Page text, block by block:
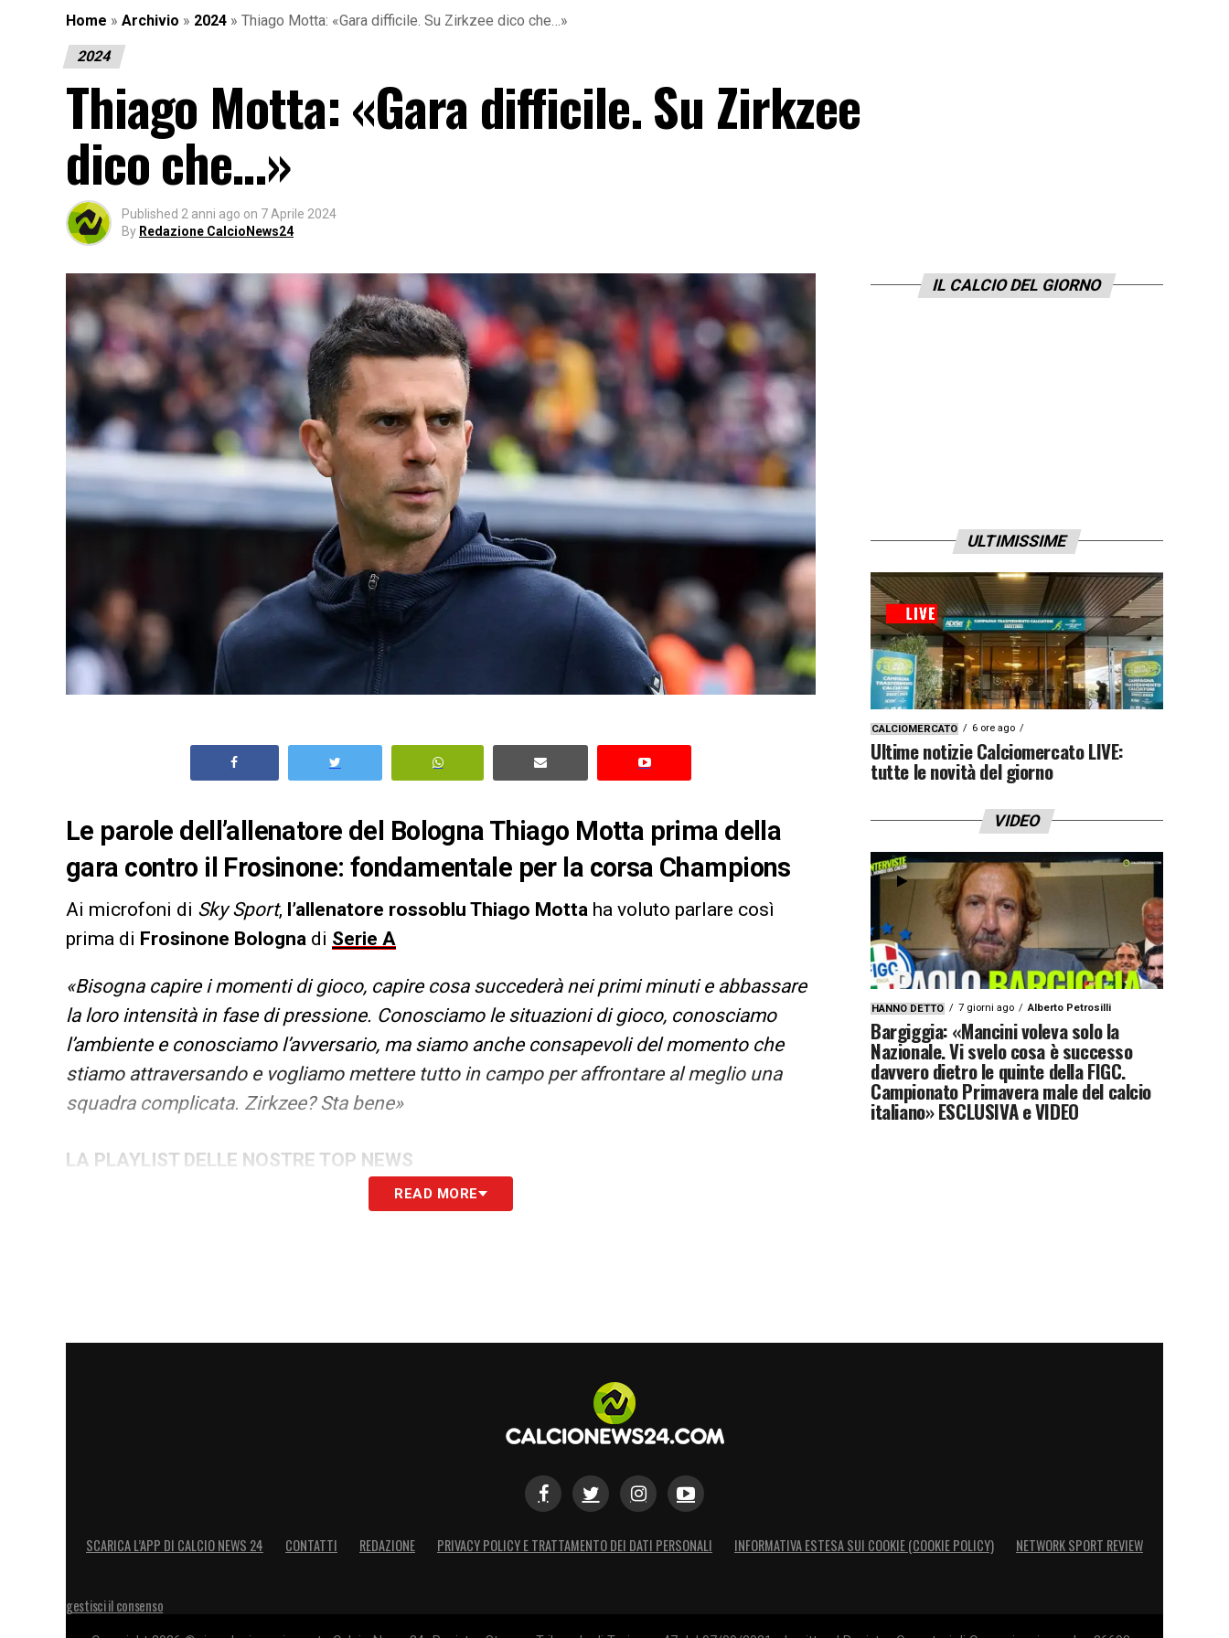
Home » Archivio » 2024 » Thiago Motta: «Gara difficile. Su Zirkzee dico che…»
2024
Thiago Motta: «Gara difficile. Su Zirkzee
dico che…»
Published 2 anni ago on 7 Aprile 2024
By Redazione CalcioNews24
Le parole dell’allenatore del Bologna Thiago Motta prima della
gara contro il Frosinone: fondamentale per la corsa Champions
Ai microfoni di Sky Sport, l’allenatore rossoblu Thiago Motta ha voluto parlare così
prima di Frosinone Bologna di Serie A
«Bisogna capire i momenti di gioco, capire cosa succederà nei primi minuti e abbassare
la loro intensità in fase di pressione. Conosciamo le situazioni di gioco, conosciamo
l’ambiente e conosciamo l’avversario, ma siamo anche consapevoli del momento che
stiamo attraversando e vogliamo mettere tutto in campo per affrontare al meglio una
squadra complicata. Zirkzee? Sta bene»
LA PLAYLIST DELLE NOSTRE TOP NEWS
READ MORE
IL CALCIO DEL GIORNO
ULTIMISSIME
CALCIOMERCATO 6 ore ago
Ultime notizie Calciomercato LIVE:
tutte le novità del giorno
VIDEO
HANNO DETTO 7 giorni ago Alberto Petrosilli
Bargiggia: «Mancini voleva solo la
Nazionale. Vi svelo cosa è successo
davvero dietro le quinte della FIGC.
Campionato Primavera male del calcio
italiano» ESCLUSIVA e VIDEO
SCARICA L’APP DI CALCIO NEWS 24 CONTATTI REDAZIONE PRIVACY POLICY E TRATTAMENTO DEI DATI PERSONALI INFORMATIVA ESTESA SUI COOKIE (COOKIE POLICY) NETWORK SPORT REVIEW
gestisci il consenso